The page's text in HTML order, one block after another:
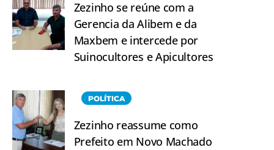
Zezinho se reúne com a
Gerencia da Alibem e da
Maxbem e intercede por
Suinocultores e Apicultores
POLÍTICA
Zezinho reassume como
Prefeito em Novo Machado